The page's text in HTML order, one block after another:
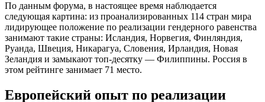
По данным форума, в настоящее время наблюдается
следующая картина: из проанализированных 114 стран мира
лидирующее положение по реализации гендерного равенства
занимают такие страны: Исландия, Норвегия, Финляндия,
Руанда, Швеция, Никарагуа, Словения, Ирландия, Новая
Зеландия и замыкают топ-десятку — Филиппины. Россия в
этом рейтинге занимает 71 место.
Европейский опыт по реализации